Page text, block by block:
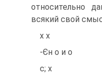
относительно
всякий свой
х х
-Єн о и о
с; х